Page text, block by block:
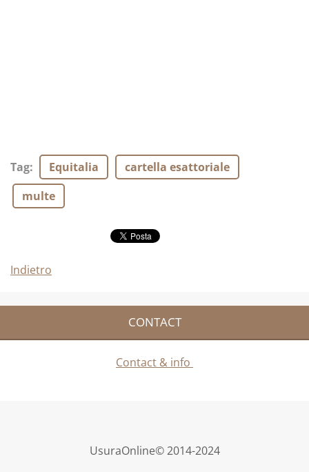
Tag: Equitalia
cartella esattoriale
multe
Indietro
CONTACT
Contact & info
UsuraOnline© 2014-2024